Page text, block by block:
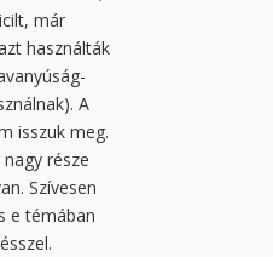
már
használták
A
isszuk meg.
része
Szívesen
e témában